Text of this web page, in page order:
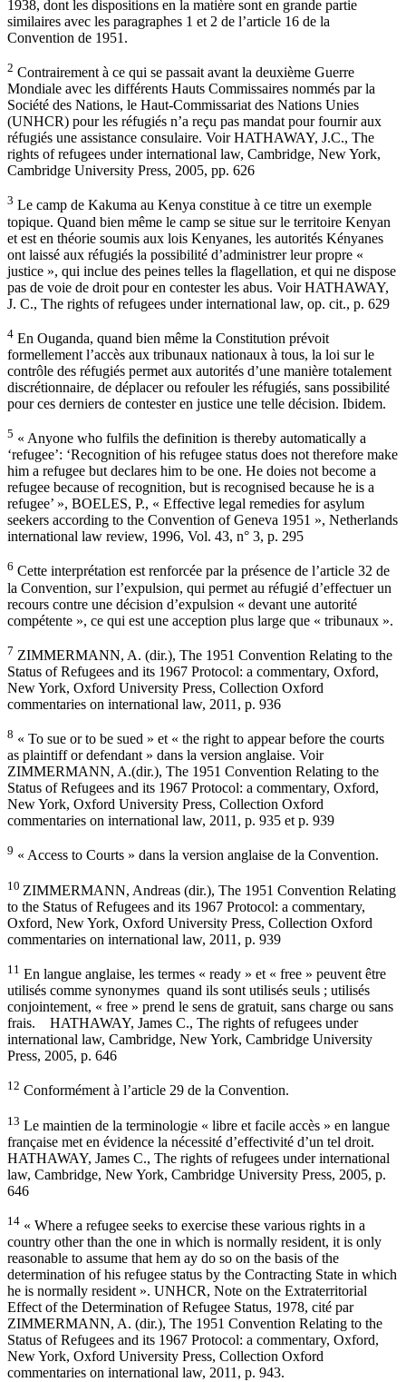
1938, dont les dispositions en la matière sont en grande partie
similaires avec les paragraphes 1 et 2 de l’article 16 de la
Convention de 1951.
2 Contrairement à ce qui se passait avant la deuxième Guerre
Mondiale avec les différents Hauts Commissaires nommés par la
Société des Nations, le Haut-Commissariat des Nations Unies
(UNHCR) pour les réfugiés n’a reçu pas mandat pour fournir aux
réfugiés une assistance consulaire. Voir HATHAWAY, J.C., The
rights of refugees under international law, Cambridge, New York,
Cambridge University Press, 2005, pp. 626
3 Le camp de Kakuma au Kenya constitue à ce titre un exemple
topique. Quand bien même le camp se situe sur le territoire Kenyan
et est en théorie soumis aux lois Kenyanes, les autorités Kényanes
ont laissé aux réfugiés la possibilité d’administrer leur propre «
justice », qui inclue des peines telles la flagellation, et qui ne dispose
pas de voie de droit pour en contester les abus. Voir HATHAWAY,
J. C., The rights of refugees under international law, op. cit., p. 629
4 En Ouganda, quand bien même la Constitution prévoit
formellement l’accès aux tribunaux nationaux à tous, la loi sur le
contrôle des réfugiés permet aux autorités d’une manière totalement
discrétionnaire, de déplacer ou refouler les réfugiés, sans possibilité
pour ces derniers de contester en justice une telle décision. Ibidem.
5 « Anyone who fulfils the definition is thereby automatically a
‘refugee’: ‘Recognition of his refugee status does not therefore make
him a refugee but declares him to be one. He doies not become a
refugee because of recognition, but is recognised because he is a
refugee’ », BOELES, P., « Effective legal remedies for asylum
seekers according to the Convention of Geneva 1951 », Netherlands
international law review, 1996, Vol. 43, n° 3, p. 295
6 Cette interprétation est renforcée par la présence de l’article 32 de
la Convention, sur l’expulsion, qui permet au réfugié d’effectuer un
recours contre une décision d’expulsion « devant une autorité
compétente », ce qui est une acception plus large que « tribunaux ».
7 ZIMMERMANN, A. (dir.), The 1951 Convention Relating to the
Status of Refugees and its 1967 Protocol: a commentary, Oxford,
New York, Oxford University Press, Collection Oxford
commentaries on international law, 2011, p. 936
8 « To sue or to be sued » et « the right to appear before the courts
as plaintiff or defendant » dans la version anglaise. Voir
ZIMMERMANN, A.(dir.), The 1951 Convention Relating to the
Status of Refugees and its 1967 Protocol: a commentary, Oxford,
New York, Oxford University Press, Collection Oxford
commentaries on international law, 2011, p. 935 et p. 939
9 « Access to Courts » dans la version anglaise de la Convention.
10 ZIMMERMANN, Andreas (dir.), The 1951 Convention Relating
to the Status of Refugees and its 1967 Protocol: a commentary,
Oxford, New York, Oxford University Press, Collection Oxford
commentaries on international law, 2011, p. 939
11 En langue anglaise, les termes « ready » et « free » peuvent être
utilisés comme synonymes quand ils sont utilisés seuls ; utilisés
conjointement, « free » prend le sens de gratuit, sans charge ou sans
frais. HATHAWAY, James C., The rights of refugees under
international law, Cambridge, New York, Cambridge University
Press, 2005, p. 646
12 Conformément à l’article 29 de la Convention.
13 Le maintien de la terminologie « libre et facile accès » en langue
française met en évidence la nécessité d’effectivité d’un tel droit.
HATHAWAY, James C., The rights of refugees under international
law, Cambridge, New York, Cambridge University Press, 2005, p.
646
14 « Where a refugee seeks to exercise these various rights in a
country other than the one in which is normally resident, it is only
reasonable to assume that hem ay do so on the basis of the
determination of his refugee status by the Contracting State in which
he is normally resident ». UNHCR, Note on the Extraterritorial
Effect of the Determination of Refugee Status, 1978, cité par
ZIMMERMANN, A. (dir.), The 1951 Convention Relating to the
Status of Refugees and its 1967 Protocol: a commentary, Oxford,
New York, Oxford University Press, Collection Oxford
commentaries on international law, 2011, p. 943.